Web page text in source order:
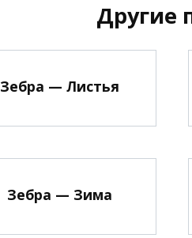
Другие
Зебра — Листья
Зебра — Зима